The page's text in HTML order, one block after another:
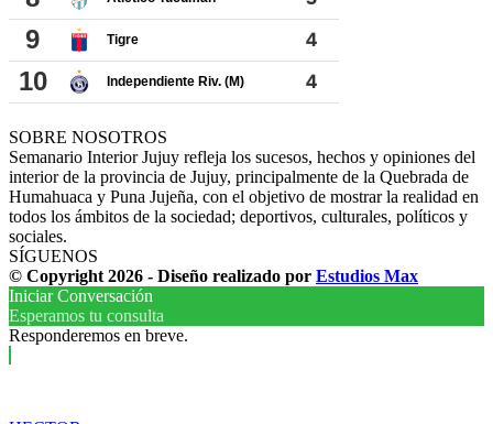
SOBRE NOSOTROS
Semanario Interior Jujuy refleja los sucesos, hechos y opiniones del
interior de la provincia de Jujuy, principalmente de la Quebrada de
Humahuaca y Puna Jujeña, con el objetivo de mostrar la realidad en
todos los ámbitos de la sociedad; deportivos, culturales, políticos y
sociales.
SÍGUENOS
© Copyright 2026 - Diseño realizado por Estudios Max
Iniciar Conversación
Esperamos tu consulta
Responderemos en breve.